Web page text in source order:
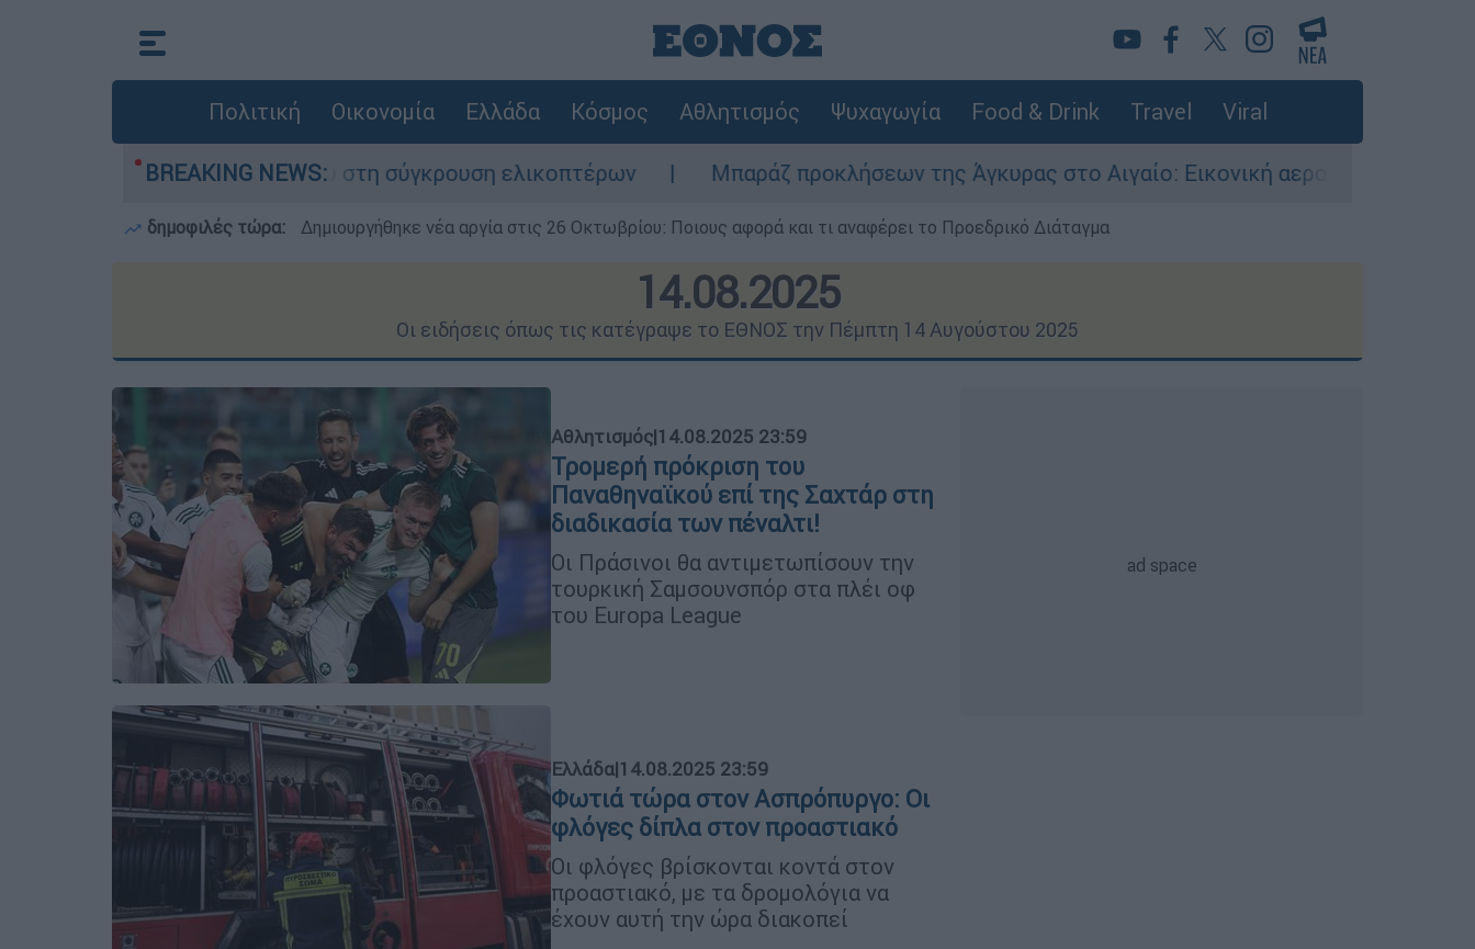
Πολιτική Οικονομία Ελλάδα Κόσμος Αθλητισμός Ψυχαγωγία Food & Drink Travel Viral
BREAKING NEWS:
τη ζωή του στη σύγκρουση ελικοπτέρων Μπαράζ προκλήσεων της Άγκυρας στο Αιγαίο: Εικονική αερομαχία ανάμεσα σε ελληνικά και
δημοφιλές τώρα: Δημιουργήθηκε νέα αργία στις 26 Οκτωβρίου: Ποιους αφορά και τι αναφέρει το Προεδρικό Διάταγμα
14.08.2025
Οι ειδήσεις όπως τις κατέγραψε το ΕΘΝΟΣ την Πέμπτη 14 Αυγούστου 2025
Αθλητισμός|14.08.2025 23:59
Τρομερή πρόκριση του
Παναθηναϊκού επί της Σαχτάρ στη
διαδικασία των πέναλτι!
Οι Πράσινοι θα αντιμετωπίσουν την
τουρκική Σαμσουνσπόρ στα πλέι οφ
του Europa League
Ελλάδα|14.08.2025 23:59
Φωτιά τώρα στον Ασπρόπυργο: Οι
φλόγες δίπλα στον προαστιακό
Οι φλόγες βρίσκονται κοντά στον
προαστιακό, με τα δρομολόγια να
έχουν αυτή την ώρα διακοπεί